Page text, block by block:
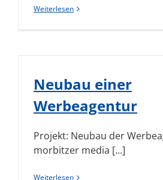
Weiterlesen
Neubau einer
Werbeagentur
Projekt: Neubau der
morbitzer media [...]
Weiterlesen